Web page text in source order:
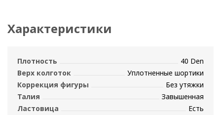
Характеристики
Плотность
40 Den
Верх колготок
Уплотненные шортики
Коррекция фигуры
Без утяжки
Талия
Завышенная
Ластовица
Есть